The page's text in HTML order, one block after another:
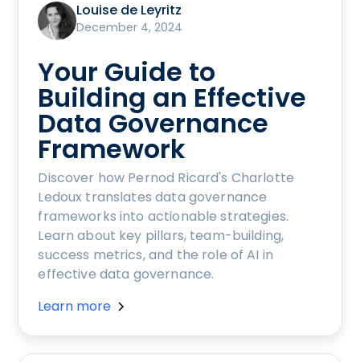
Louise de Leyritz
December 4, 2024
Your Guide to
Building an Effective
Data Governance
Framework
Discover how Pernod Ricard's Charlotte
Ledoux translates data governance
frameworks into actionable strategies.
Learn about key pillars, team-building,
success metrics, and the role of AI in
effective data governance.
Learn more